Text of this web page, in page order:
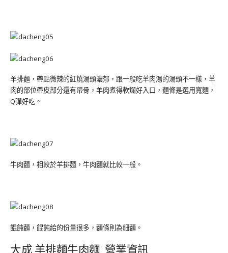
羊排麵，帶點微辣的紅燒湯頭濃郁，跟一般吃羊肉湯的湯頭不一樣，羊
肉的部位帶皮部分還有帶骨，羊肉煮得軟爛好入口，麵條是選用寬麵，
Q彈好吃。
牛肉麵，相較於羊排麵，牛肉麵就比較一般。
餛飩麵，餛飩給的份量很多，麵條則為細麵。
大成 羊排麵牛肉麵 營業資訊